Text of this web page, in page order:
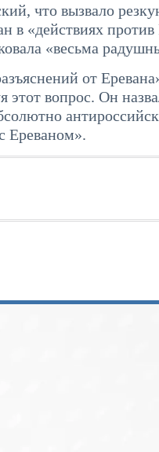
что вызвало
«действиях
«весьма
от
вопрос. Он
Ереваном».